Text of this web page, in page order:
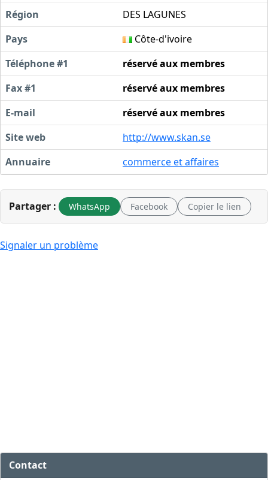
Région
DES LAGUNES
Pays
Côte-d'ivoire
Téléphone #1
réservé aux membres
Fax #1
réservé aux membres
E-mail
réservé aux membres
Site web
http://www.skan.se
Annuaire
commerce et affaires
Partager : WhatsApp Facebook Copier le lien
Signaler un problème
Contact